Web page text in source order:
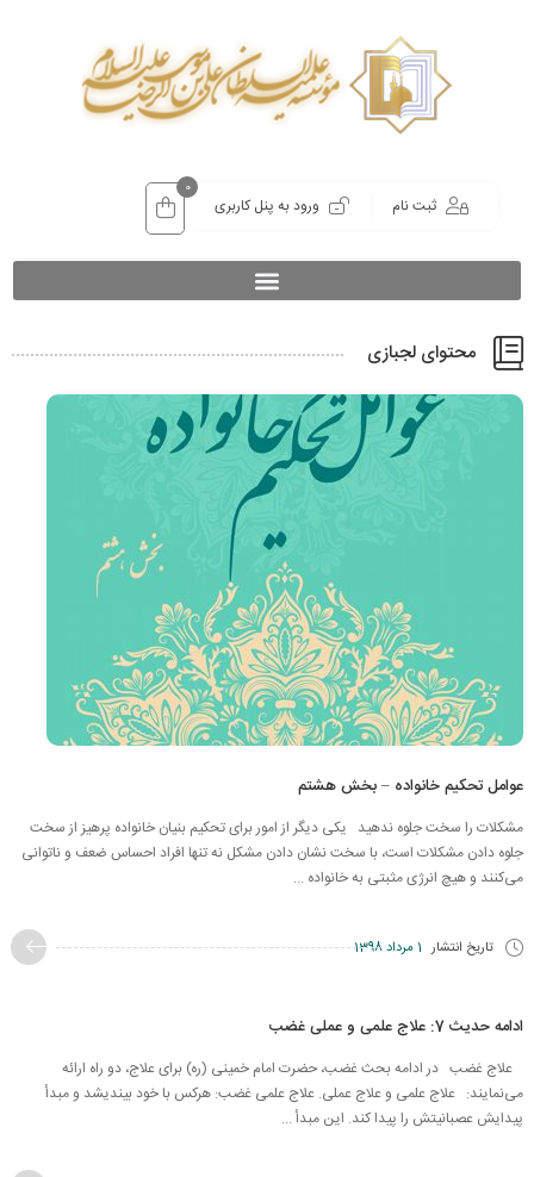
ثبت نام ورود به پنل کاربری
0
محتوای لجبازی
عوامل تحکیم خانواده – بخش هشتم
مشکلات را سخت جلوه ندهید یکی دیگر از امور برای تحکیم بنیان خانواده پرهیز از سخت
جلوه دادن مشکلات است، با سخت نشان دادن مشکل نه تنها افراد احساس ضعف و ناتوانی
می‌کنند و هیچ انرژی مثبتی به خانواده ...
تاریخ انتشار 1 مرداد 1398
ادامه حدیث 7: علاج علمی و عملی غضب
علاج غضب در ادامه بحث غضب، حضرت امام خمینی (ره) برای علاج، دو راه ارائه
می‌نمایند: علاج علمی و علاج عملی. علاج علمی غضب: هركس با خود بیندیشد و مبدأ
پیدایش عصبانیتش را پیدا كند. این مبدأ ...